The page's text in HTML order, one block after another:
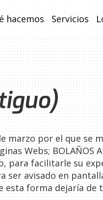
hacemos Servicios
marzo por el que se
Webs; BOLAÑOS
para facilitarle su
ser avisado en
forma dejaría